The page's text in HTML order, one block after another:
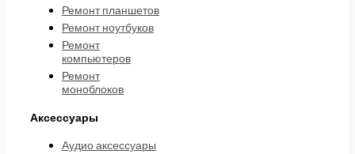
Ремонт планшетов
Ремонт ноутбуков
Ремонт
компьютеров
Ремонт
моноблоков
Аксессуары
Аудио аксессуары